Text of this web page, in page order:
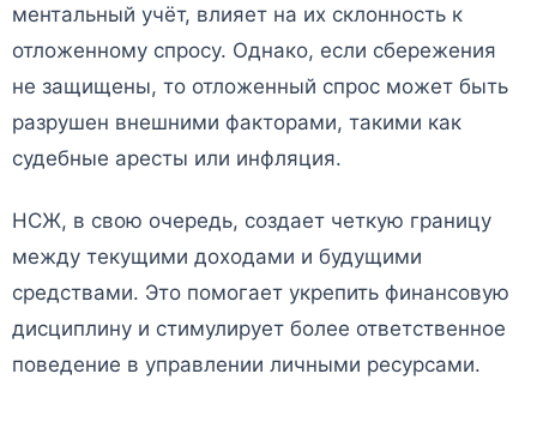
ментальный учёт, влияет на их склонность к
отложенному спросу. Однако, если сбережения
не защищены, то отложенный спрос может быть
разрушен внешними факторами, такими как
судебные аресты или инфляция.
НСЖ, в свою очередь, создает четкую границу
между текущими доходами и будущими
средствами. Это помогает укрепить финансовую
дисциплину и стимулирует более ответственное
поведение в управлении личными ресурсами.